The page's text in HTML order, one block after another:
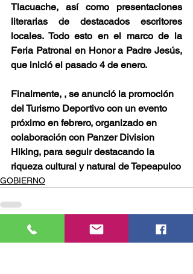
Tlacuache, así como presentaciones
literarias de destacados escritores
locales. Todo esto en el marco de la
Feria Patronal en Honor a Padre Jesús,
que inició el pasado 4 de enero.
Finalmente, , se anunció la promoción
del Turismo Deportivo con un evento
próximo en febrero, organizado en
colaboración con Panzer Division
Hiking, para seguir destacando la
riqueza cultural y natural de Tepeapulco
GOBIERNO